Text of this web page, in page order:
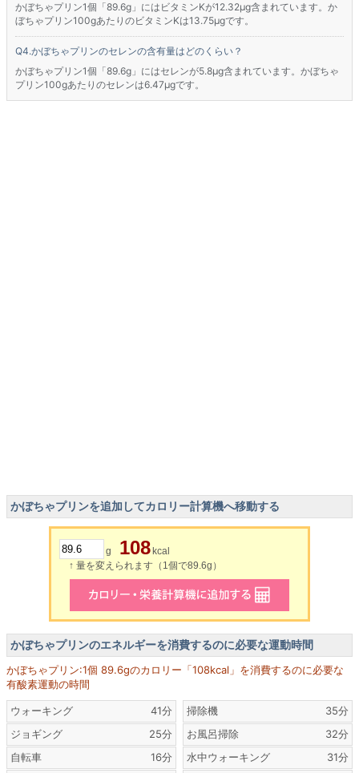
かぼちゃプリン1個「89.6g」にはビタミンKが12.32μg含まれています。か
ぼちゃプリン100gあたりのビタミンKは13.75μgです。
かぼちゃプリンのセレンの含有量はどのくらい？
かぼちゃプリン1個「89.6g」にはセレンが5.8μg含まれています。かぼちゃ
プリン100gあたりのセレンは6.47μgです。
かぼちゃプリンを追加してカロリー計算機へ移動する
g 108 kcal
↑ 量を変えられます（1個で89.6g）
かぼちゃプリンのエネルギーを消費するのに必要な運動時間
かぼちゃプリン:1個 89.6gのカロリー「108kcal」を消費するのに必要な
有酸素運動の時間
ウォーキング
41分
ジョギング
25分
自転車
16分
掃除機
35分
お風呂掃除
32分
水中ウォーキング
31分